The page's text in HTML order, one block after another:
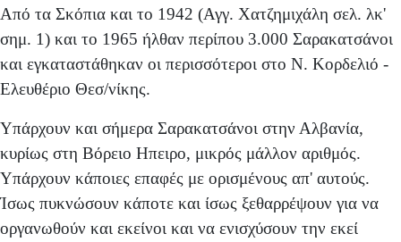
Από τα Σκόπια και το 1942 (Αγγ. Χατζημιχάλη σελ. λκ'
σημ. 1) και το 1965 ήλθαν περίπου 3.000 Σαρακατσάνοι
και εγκαταστάθηκαν οι περισσότεροι στο Ν. Κορδελιό -
Ελευθέριο Θεσ/νίκης.
Υπάρχουν και σήμερα Σαρακατσάνοι στην Αλβανία,
κυρίως στη Βόρειο Ηπειρο, μικρός μάλλον αριθμός.
Υπάρ­χουν κάποιες επαφές με ορισμένους απ' αυτούς.
Ίσως πυκνώσουν κάποτε και ίσως ξεθαρρέψουν για να
οργανω­θούν και εκείνοι και να ενισχύσουν την εκεί